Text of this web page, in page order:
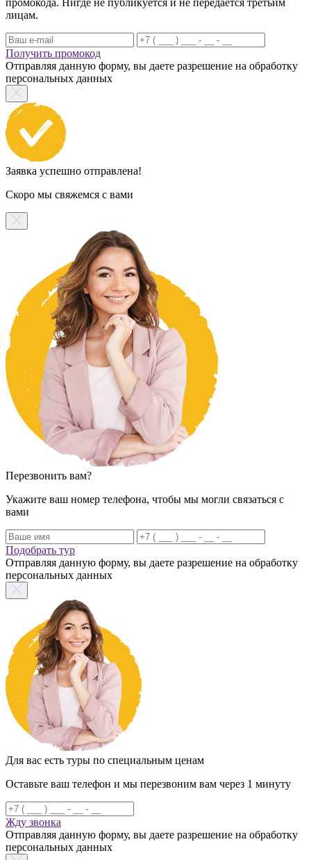
лицам.
Получить промокод
Отправляя данную форму, вы даете разрешение на обработку
персональных данных
Заявка успешно отправлена!
Скоро мы свяжемся с вами
Перезвонить вам?
Укажите ваш номер телефона, чтобы мы могли связаться с
вами
Подобрать тур
Отправляя данную форму, вы даете разрешение на обработку
персональных данных
Для вас есть туры по специальным ценам
Оставьте ваш телефон и мы перезвоним вам через 1 минуту
Жду звонка
Отправляя данную форму, вы даете разрешение на обработку
персональных данных